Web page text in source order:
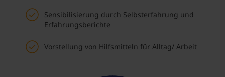
Sensibilisierung durch Selbsterfahrung und
Erfahrungsberichte
Vorstellung von Hilfsmitteln für Alltag/ Arbeit